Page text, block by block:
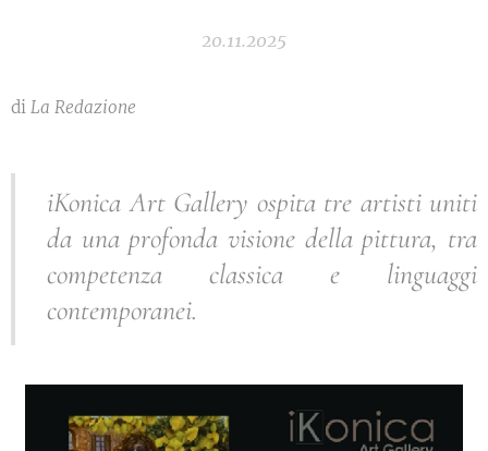
20.11.2025
di La Redazione
iKonica Art Gallery ospita tre artisti uniti
da una profonda visione della pittura, tra
competenza classica e linguaggi
contemporanei.